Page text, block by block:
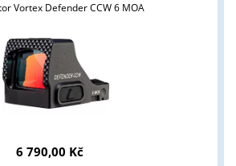
Vortex Defender CCW 6 MOA
6 790,00 Kč